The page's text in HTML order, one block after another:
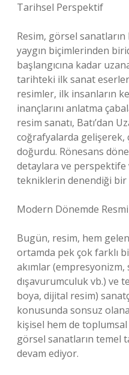
Tarihsel Perspektif
Resim, görsel
yaygın biçimlerinden
başlangıcına kadar
tarihteki ilk sanat
resimler, ilk insanların
inançlarını anlatma
resim sanatı, Batı’dan
coğrafyalarda gelişerek,
doğurdu. Rönesans
detaylara ve perspektife
tekniklerin denendiği bir
Modern Dönemde
Bugün, resim, hem
ortamda pek çok farklı
akımlar
dışavurumculuk vb.) ve
boya, dijital resim)
konusunda sonsuz
kişisel hem de
görsel sanatların temel
devam ediyor.